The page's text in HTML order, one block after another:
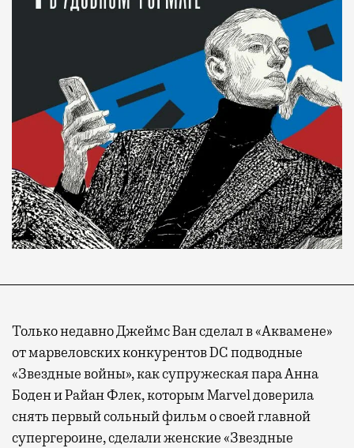
Только недавно Джеймс Ван сделал в «Аквамене»
от марвеловских конкурентов DC подводные
«Звездные войны», как супружеская пара Анна
Боден и Райан Флек, которым Marvel доверила
снять первый сольный фильм о своей главной
супергероине, сделали женские «Звездные